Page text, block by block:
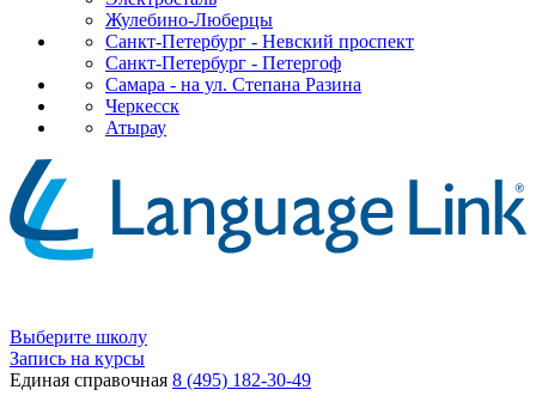
Жулебино-Люберцы
Санкт-Петербург - Невский проспект
Санкт-Петербург - Петергоф
Самара - на ул. Степана Разина
Черкесск
Атырау
Выберите школу
Запись на курсы
Единая справочная 8 (495) 182-30-49